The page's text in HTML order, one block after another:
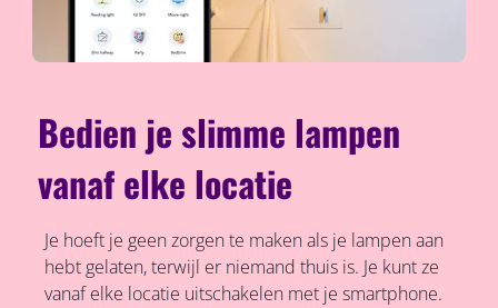
Bedien je slimme lampen
vanaf elke locatie
Je hoeft je geen zorgen te maken als je lampen aan
hebt gelaten, terwijl er niemand thuis is. Je kunt ze
vanaf elke locatie uitschakelen met je smartphone.